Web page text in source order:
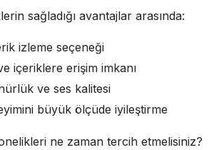
sağladığı avantajlar arasında:
izleme seçeneği
içeriklere erişim imkanı
ve ses kalitesi
büyük ölçüde iyileştirme
ne zaman tercih etmelisiniz?